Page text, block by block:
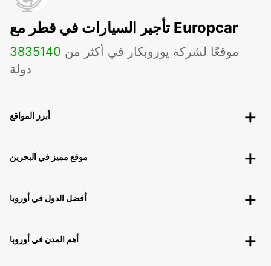
تأجير السيارات في قطر مع Europcar
3835 موقعًا لشركة يوروبكار في أكثر من 140
دولة
أبرز المواقع
موقع مميز في البحرين
أفضل الدول في أوروبا
أهم المدن في أوروبا